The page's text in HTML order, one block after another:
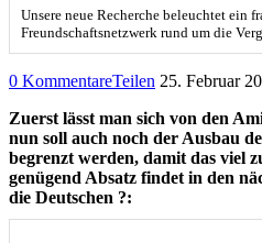
Unsere neue Recherche beleuchtet ein
Freundschaftsnetzwerk rund um die
0 KommentareTeilen 25. Februar
Zuerst lässt man sich von den
nun soll auch noch der Ausbau
begrenzt werden, damit das viel
genügend Absatz findet in den
die Deutschen ?: